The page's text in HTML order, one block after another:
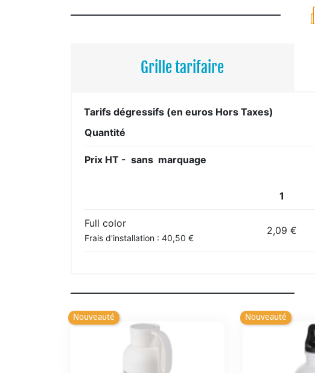
Grille tarifaire
Tarifs dégressifs (en euros Hors Taxes)
Quantité
Prix HT - sans marquage
1
Full color
Frais d'installation : 40,50 €
2,09 €
Nouveauté Nouveauté